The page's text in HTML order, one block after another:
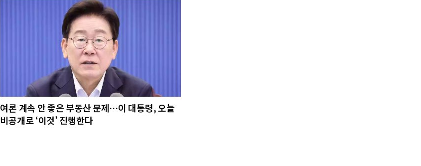
여론 계속 안 좋은 부동산 문제…이 대통령, 오늘
비공개로 ‘이것’ 진행한다